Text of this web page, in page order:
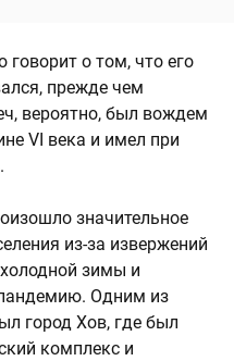
о том, что его
прежде чем
вероятно, был вождем
VI века и имел при
значительное
из-за извержений
зимы и
Одним из
город Хов, где был
комплекс и